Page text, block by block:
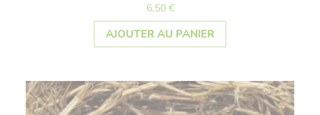
6,50 €
AJOUTER AU PANIER